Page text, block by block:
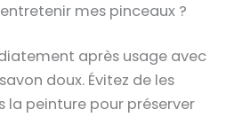
mes pinceaux ?
après usage avec
doux. Évitez de les
la peinture pour préserver